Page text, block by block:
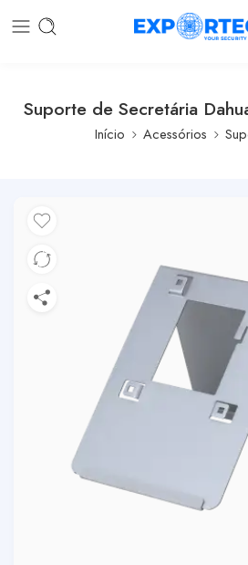
Suporte de Secretária
Início Acessórios